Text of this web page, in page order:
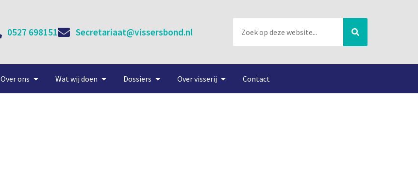
0527 698151 Secretariaat@vissersbond.nl
Over ons Wat wij doen Dossiers Over visserij Contact